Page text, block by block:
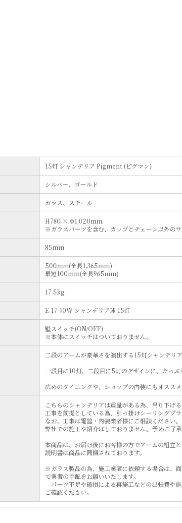
15灯 シャンデリア Pigment (ピグマン)
シルバー、ゴールド
ガラス、スチール
H780 × Φ1,020mm
※ガラスパーツを含む、カップとチェーン以外のサ
85mm
500mm(全長1,365mm)
最短100mm(全長965mm)
17.5kg
E-17 40W シャンデリア球 15灯
壁スイッチ(ON/OFF)
※本体にスイッチはついておりません。
二段のアームが豪華さを演出する15灯シャンデリ
一段目に10灯、二段目に5灯のデザインに、たっぷ
広めのダイニングや、ショップの内装にもオスス
こちらのシャンデリアは重量がある為、吊り下げ
工事を前提としている為、引っ掛けシーリングプ
なお、工事は電器・内装業者様にご相談ください。
弊社での施工や紹介はしておりません。予めご了承
本商品は、お届け後にお客様の方でアームの組立
説明書は商品に同梱されております。
※ガラス製品の為、施工業者に依頼する場合は、
で業者の手配をお願いいたします。
パーツ不足や破損による再施工などの出張費や
ご確認ください。